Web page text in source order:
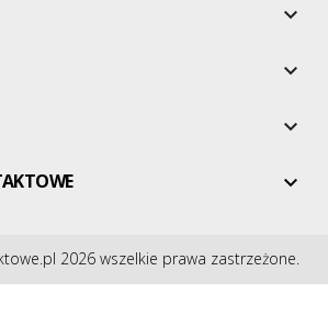




2026 wszelkie prawa zastrzeżone.